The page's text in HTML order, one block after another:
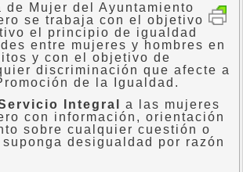
de Mujer del Ayuntamiento
se trabaja con el objetivo
el principio de igualdad
entre mujeres y hombres en
y con el objetivo de
discriminación que afecte a
de la Igualdad.
Integral
a las mujeres
con información, orientación
sobre cualquier cuestión o
desigualdad por razón